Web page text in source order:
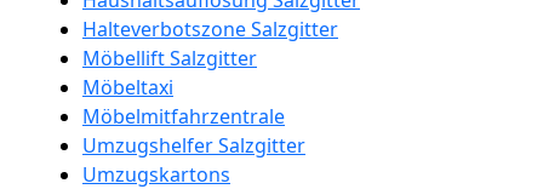
Halteverbotszone Salzgitter
Möbellift Salzgitter
Möbeltaxi
Möbelmitfahrzentrale
Umzugshelfer Salzgitter
Umzugskartons